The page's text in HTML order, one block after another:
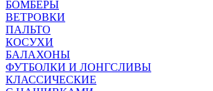
БОМБЕРЫ
ВЕТРОВКИ
ПАЛЬТО
КОСУХИ
БАЛАХОНЫ
ФУТБОЛКИ И ЛОНГСЛИВЫ
КЛАССИЧЕСКИЕ